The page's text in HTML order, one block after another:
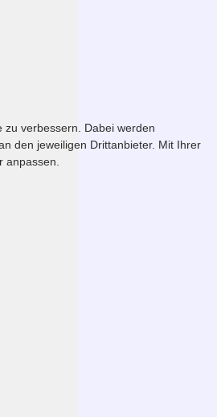
verbessern. Dabei werden
den jeweiligen Drittanbieter. Mit Ihrer